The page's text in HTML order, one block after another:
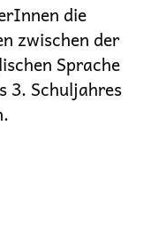
die
zwischen der
Sprache
3. Schuljahres